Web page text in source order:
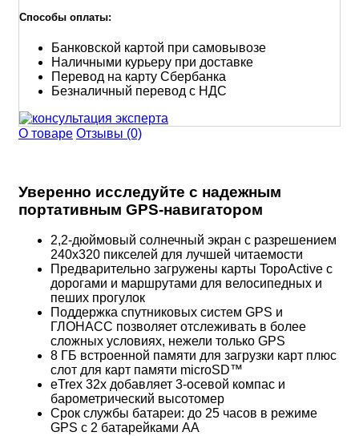
Способы оплаты:
Банковской картой при самовывозе
Наличными курьеру при доставке
Перевод на карту Сбербанка
Безналичный перевод с НДС
О товаре Отзывы (0)
Уверенно исследуйте с надежным
портативным GPS-навигатором
2,2-дюймовый солнечный экран с разрешением
240x320 пикселей для лучшей читаемости
Предварительно загружены карты TopoActive с
дорогами и маршрутами для велосипедных и
пеших прогулок
Поддержка спутниковых систем GPS и
ГЛОНАСС позволяет отслеживать в более
сложных условиях, нежели только GPS
8 ГБ встроенной памяти для загрузки карт плюс
слот для карт памяти microSD™
eTrex 32x добавляет 3-осевой компас и
барометрический высотомер
Срок службы батареи: до 25 часов в режиме
GPS с 2 батарейками АА